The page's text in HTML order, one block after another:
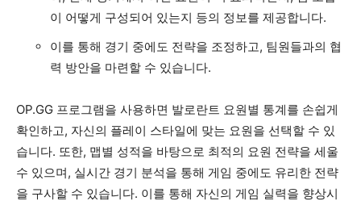
이 어떻게 구성되어 있는지 등의 정보를 제공합니다.
이를 통해 경기 중에도 전략을 조정하고, 팀원들과의 협
력 방안을 마련할 수 있습니다.
OP.GG 프로그램을 사용하면 발로란트 요원별 통계를 손쉽게
확인하고, 자신의 플레이 스타일에 맞는 요원을 선택할 수 있
습니다. 또한, 맵별 성적을 바탕으로 최적의 요원 전략을 세울
수 있으며, 실시간 경기 분석을 통해 게임 중에도 유리한 전략
을 구사할 수 있습니다. 이를 통해 자신의 게임 실력을 향상시